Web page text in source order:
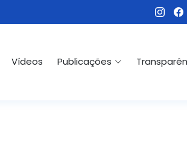
Vídeos Publicações